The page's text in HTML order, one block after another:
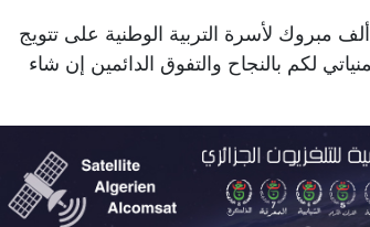
مبروك لأسرة التربية الوطنية على تتويج
لكم بالنجاح والتفوق الدائمين إن شاء